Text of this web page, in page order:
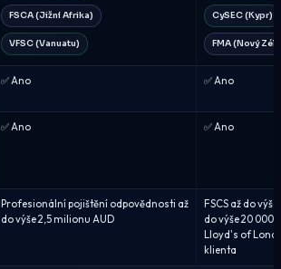
FSCA (Jižní Afrika)
VFSC (Vanuatu)
CySEC (Kypr)
FMA (Nový
✅ Ano ✅ Ano
✅ Ano ✅ Ano
Profesionální pojištění odpovědnosti až
do výše 2,5 milionu AUD
FSCS až do
do výše 20 000
Lloyd's of
klienta